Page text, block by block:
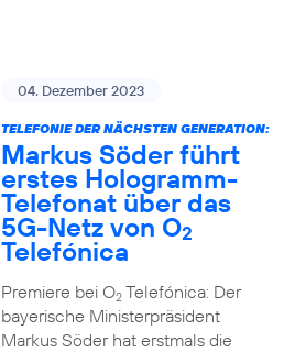
04. Dezember 2023
TELEFONIE DER NÄCHSTEN GENERATION:
Markus Söder führt
erstes Hologramm-
Telefonat über das
5G-Netz von O2
Telefónica
Premiere bei O2Telefónica: Der
bayerische Ministerpräsident
Markus Söder hat erstmals die